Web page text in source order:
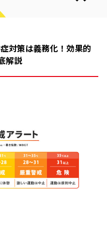
対策は義務化！効果的
解説